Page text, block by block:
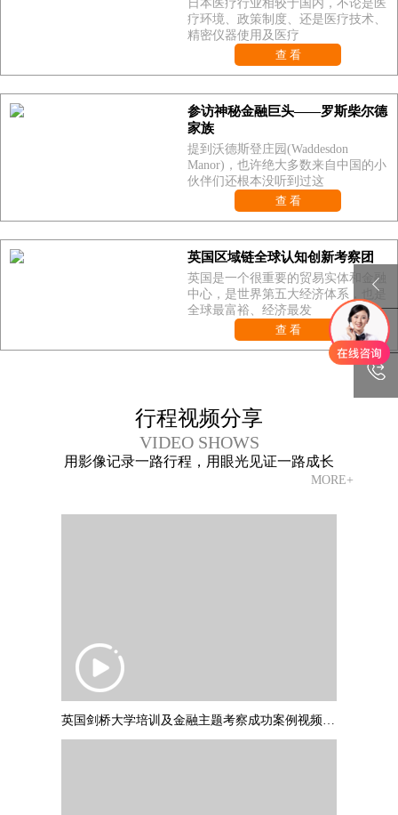
日本医疗行业相较于国内，不论是医
疗环境、政策制度、还是医疗技术、
精密仪器使用及医疗
查 看
参访神秘金融巨头——罗斯柴尔德
家族
提到沃德斯登庄园(Waddesdon
Manor)，也许绝大多数来自中国的小
伙伴们还根本没听到过这
查 看
英国区域链全球认知创新考察团
英国是一个很重要的贸易实体和金融
中心，是世界第五大经济体系，也是
全球最富裕、经济最发
查 看
行程视频分享
VIDEO SHOWS
用影像记录一路行程，用眼光见证一路成长
MORE+
英国剑桥大学培训及金融主题考察成功案例视频 PART1